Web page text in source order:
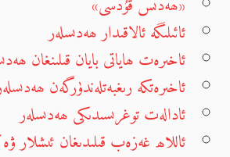
ئائىلىگە ئالاقىدار ھەدىسلەر
ئاخىرەت ھاياتى بايان قىلىنغان
ئاخىرەتكە رىغبەتلەندۈرگەن
ئادالەت توغرىسىدىكى ھەدىسلەر
ئاللاھ غەزەب قىلىدىغان ئىشلار ۋە